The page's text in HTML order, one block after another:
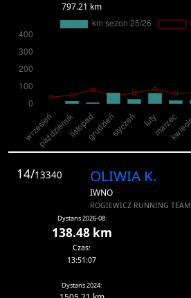
797.21 km
14/13340 OLIWIA K.
IWNO
ROGIEWICZ RUNNING TEAM
Dystans 2026-08:
138.48 km
Czas:
13:51:07
Dystans 2024: